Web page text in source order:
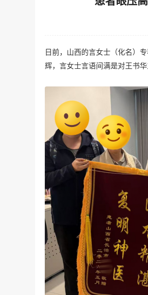
日前，山西的言女士（化名）
辉，言女士言语间满是对王书